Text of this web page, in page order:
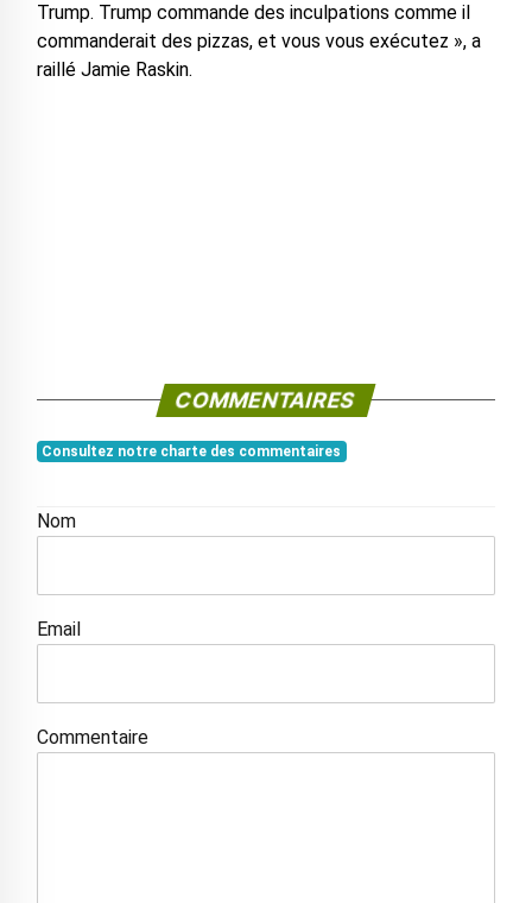
Trump. Trump commande des inculpations comme il
commanderait des pizzas, et vous vous exécutez », a
raillé Jamie Raskin.
COMMENTAIRES
Consultez notre charte des commentaires
Nom
Email
Commentaire